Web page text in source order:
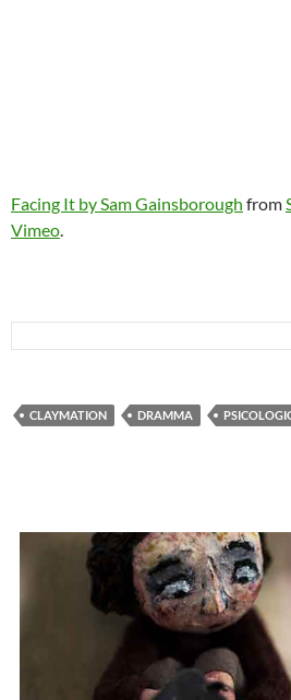
Facing It by Sam Gainsborough from
Vimeo.
CLAYMATION DRAMMA